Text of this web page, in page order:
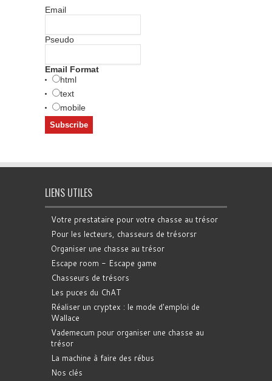
Email
Pseudo
Email Format
html
text
mobile
LIENS UTILES
Votre prestataire pour votre chasse au trésor
Pour les lecteurs, chasseurs de trésorsr
Organiser une chasse au trésor
Escape room - Escape game
Chasseurs de trésors
Les puces du ChAT
Réaliser un cryptex : le mode d'emploi de
Wallace
Vademecum pour organiser une chasse au
trésor
La machine à faire des rébus
Nos clés